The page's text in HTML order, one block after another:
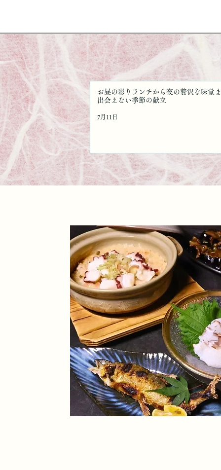
お昼の彩りランチから夜の贅沢な味覚
出会えない季節の献立
7月11日